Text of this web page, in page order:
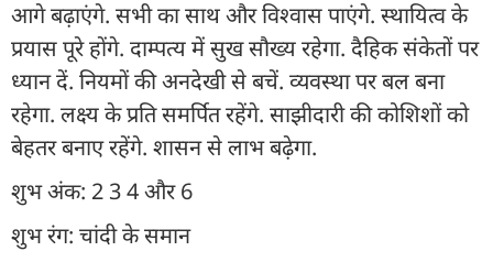
आगे बढ़ाएंगे. सभी का साथ और विश्वास पाएंगे. स्थायित्व के
प्रयास पूरे होंगे. दाम्पत्य में सुख सौख्य रहेगा. दैहिक संकेतों पर
ध्यान दें. नियमों की अनदेखी से बचें. व्यवस्था पर बल बना
रहेगा. लक्ष्य के प्रति समर्पित रहेंगे. साझीदारी की कोशिशों को
बेहतर बनाए रहेंगे. शासन से लाभ बढ़ेगा.
शुभ अंक: 2 3 4 और 6
शुभ रंग: चांदी के समान